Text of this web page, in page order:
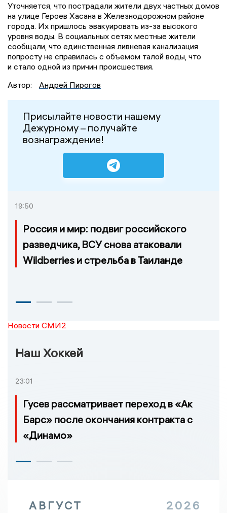
Уточняется, что пострадали жители двух частных домов
на улице Героев Хасана в Железнодорожном районе
города. Их пришлось эвакуировать из-за высокого
уровня воды. В социальных сетях местные жители
сообщали, что единственная ливневая канализация
попросту не справилась с объемом талой воды, что
и стало одной из причин происшествия.
Автор:
Андрей Пирогов
Присылайте новости нашему
Дежурному – получайте
вознаграждение!
19:50
Россия и мир: подвиг российского
разведчика, ВСУ снова атаковали
Wildberries и стрельба в Таиланде
Новости СМИ2
Наш Хоккей
23:01
Гусев рассматривает переход в «Ак
Барс» после окончания контракта с
«Динамо»
АВГУСТ 2026